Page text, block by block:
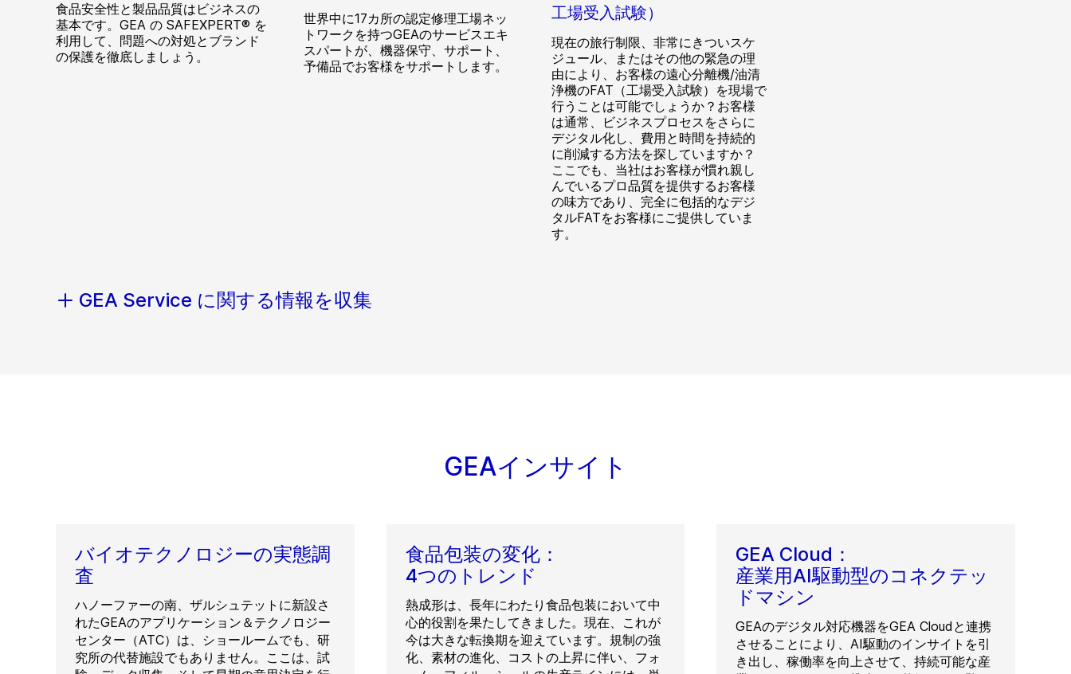
食品安全性と製品品質はビジネスの
基本です。GEA の SAFEXPERT® を
利用して、問題への対処とブランド
の保護を徹底しましょう。
世界中に17カ所の認定修理工場ネッ
トワークを持つGEAのサービスエキ
スパートが、機器保守、サポート、
予備品でお客様をサポートします。
工場受入試験）
現在の旅行制限、非常にきついスケ
ジュール、またはその他の緊急の理
由により、お客様の遠心分離機/油清
浄機のFAT（工場受入試験）を現場で
行うことは可能でしょうか？お客様
は通常、ビジネスプロセスをさらに
デジタル化し、費用と時間を持続的
に削減する方法を探していますか？
ここでも、当社はお客様が慣れ親し
んでいるプロ品質を提供するお客様
の味方であり、完全に包括的なデジ
タルFATをお客様にご提供していま
す。
GEA Service に関する情報を収集
GEAインサイト
バイオテクノロジーの実態調
査
ハノーファーの南、ザルシュテットに新設さ
れたGEAのアプリケーション＆テクノロジー
センター（ATC）は、ショールームでも、研
究所の代替施設でもありません。ここは、試
食品包装の変化：
4つのトレンド
熱成形は、長年にわたり食品包装において中
心的役割を果たしてきました。現在、これが
今は大きな転換期を迎えています。規制の強
化、素材の進化、コストの上昇に伴い、フォ
GEA Cloud：
産業用AI駆動型のコネクテッ
ドマシン
GEAのデジタル対応機器をGEA Cloudと連携
させることにより、AI駆動のインサイトを引
き出し、稼働率を向上させて、持続可能な産